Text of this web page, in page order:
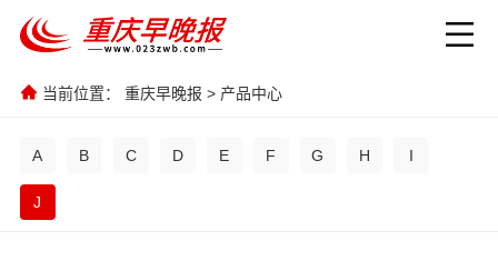
当前位置： 重庆早晚报 > 产品中心
A B C D E F G H I
J